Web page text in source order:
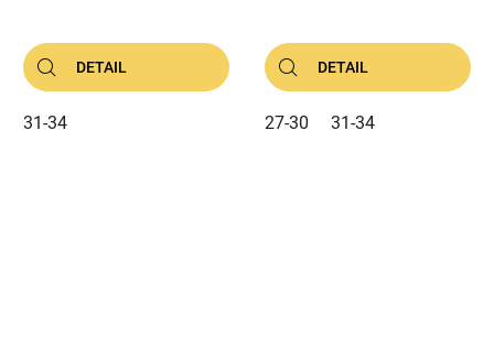
DETAIL
31-34
DETAIL
27-30 31-34